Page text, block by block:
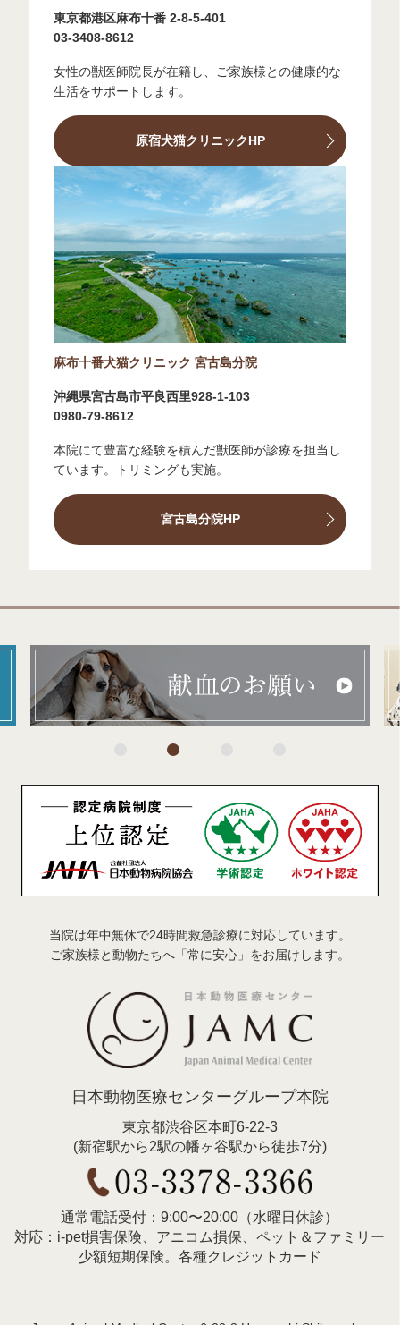
東京都港区麻布十番 2-8-5-401
03-3408-8612
女性の獣医師院長が在籍し、ご家族様との健康的な
生活をサポートします。
原宿犬猫クリニックHP
麻布十番犬猫クリニック 宮古島分院
沖縄県宮古島市平良西里928-1-103
0980-79-8612
本院にて豊富な経験を積んだ獣医師が診療を担当し
ています。トリミングも実施。
宮古島分院HP
当院は年中無休で24時間救急診療に対応しています。
ご家族様と動物たちへ「常に安心」をお届けします。
日本動物医療センターグループ本院
東京都渋谷区本町6-22-3
(新宿駅から2駅の幡ヶ谷駅から徒歩7分)
通常電話受付：9:00〜20:00（水曜日休診）
対応：i-pet損害保険、アニコム損保、ペット＆ファミリー
少額短期保険。各種クレジットカード